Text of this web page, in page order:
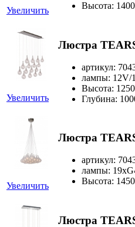
Увеличить
Высота: 1400
Увеличить
Люстра
артикул:
лампы: 12V/
Высота: 1250
Глубина:
Увеличить
Люстра
артикул:
лампы:
Высота: 1450
Люстра